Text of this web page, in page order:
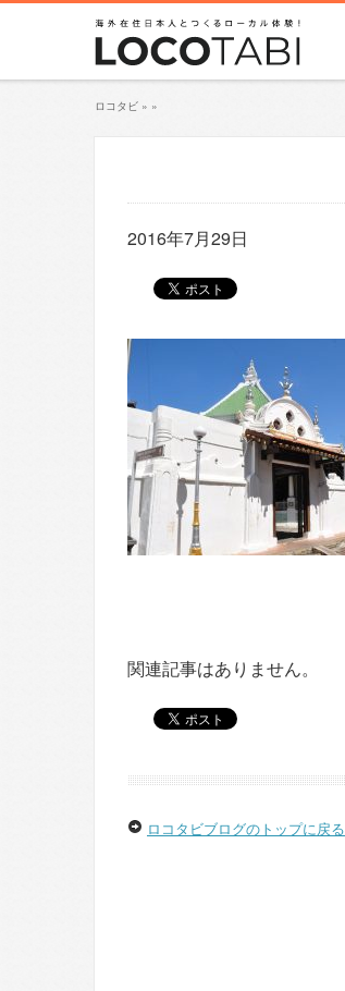
ロコタビ » »
2016年7月29日
関連記事はありません。
ロコタビブログのトップに戻る